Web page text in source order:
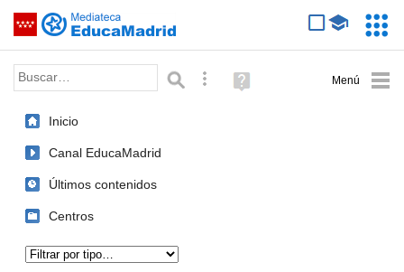
Saltar navegación
Palabra o frase: Búsqueda avanzada
Ayuda
(en
Inicio
Canal EducaMadrid
Últimos contenidos
Centros